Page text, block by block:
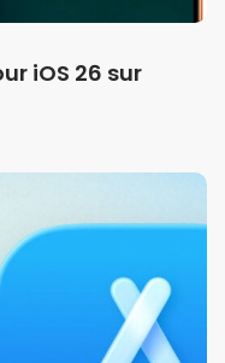
iOS 26 sur